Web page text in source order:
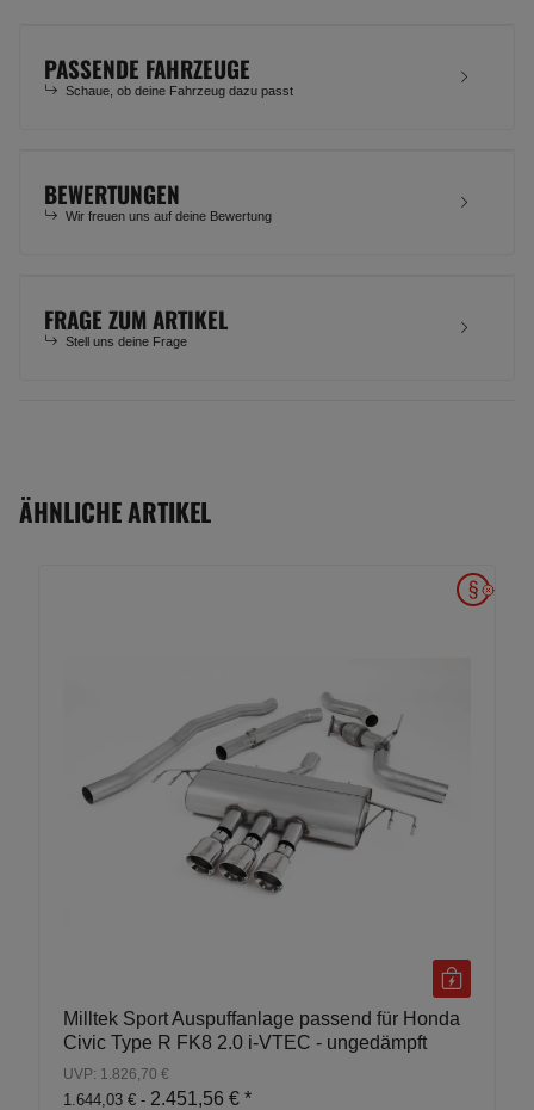
PASSENDE FAHRZEUGE
Schaue, ob deine Fahrzeug dazu passt
BEWERTUNGEN
Wir freuen uns auf deine Bewertung
FRAGE ZUM ARTIKEL
Stell uns deine Frage
ÄHNLICHE ARTIKEL
Milltek Sport Auspuffanlage passend für Honda
Civic Type R FK8 2.0 i-VTEC - ungedämpft
UVP: 1.826,70 €
1.644,03 € - 2.451,56 € *